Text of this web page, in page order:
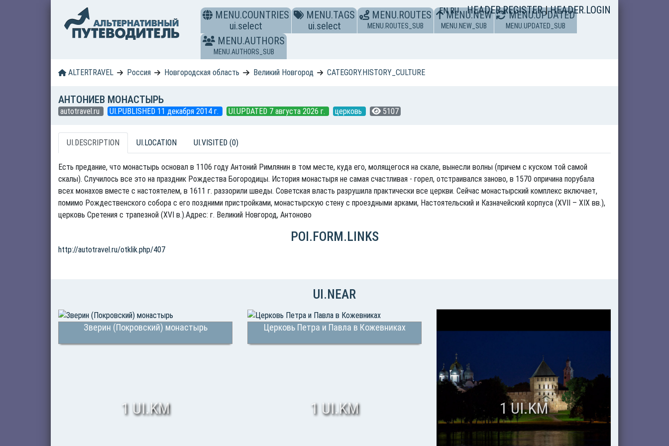
ENRU HEADER.REGISTER|HEADER.LOGIN
MENU.COUNTRIES
ui.select
MENU.TAGS
ui.select
MENU.ROUTES
MENU.ROUTES_SUB
MENU.NEW
MENU.NEW_SUB
MENU.UPDATED
MENU.UPDATED_SUB
MENU.AUTHORS
MENU.AUTHORS_SUB
ALTERTRAVEL Россия Новгородская область Великий Новгород CATEGORY.HISTORY_CULTURE
АНТОНИЕВ МОНАСТЫРЬ
autotravel.ru UI.PUBLISHED 11 декабря 2014 г. UI.UPDATED 7 августа 2026 г. церковь 5107
UI.DESCRIPTION UI.LOCATION UI.VISITED (0)
Есть предание, что монастырь основал в 1106 году Антоний Римлянин в том месте, куда его, молящегося на скале, вынесли волны (причем с куском той самой
скалы). Случилось все это на праздник Рождества Богородицы. История монастыря не самая счастливая - горел, отстраивался заново, в 1570 опричина порубала
всех монахов вместе с настоятелем, в 1611 г. раззорили шведы. Советская власть разрушила практически все церкви. Сейчас монастырский комплекс включает,
помимо Рождественского собора с его поздними пристройками, монастырскую стену с проездными арками, Настоятельский и Казначейский корпуса (XVII – XIX вв.),
церковь Сретения с трапезной (XVI в.).Адрес: г. Великий Новгород, Антоново
POI.FORM.LINKS
http://autotravel.ru/otklik.php/407
UI.NEAR
Зверин (Покровский) монастырь
1 UI.KM
Церковь Петра и Павла в Кожевниках
1 UI.KM 1 UI.KM